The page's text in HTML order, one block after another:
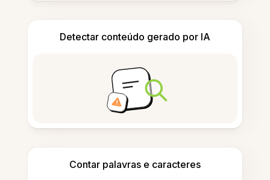
Detectar conteúdo gerado por IA
Contar palavras e caracteres